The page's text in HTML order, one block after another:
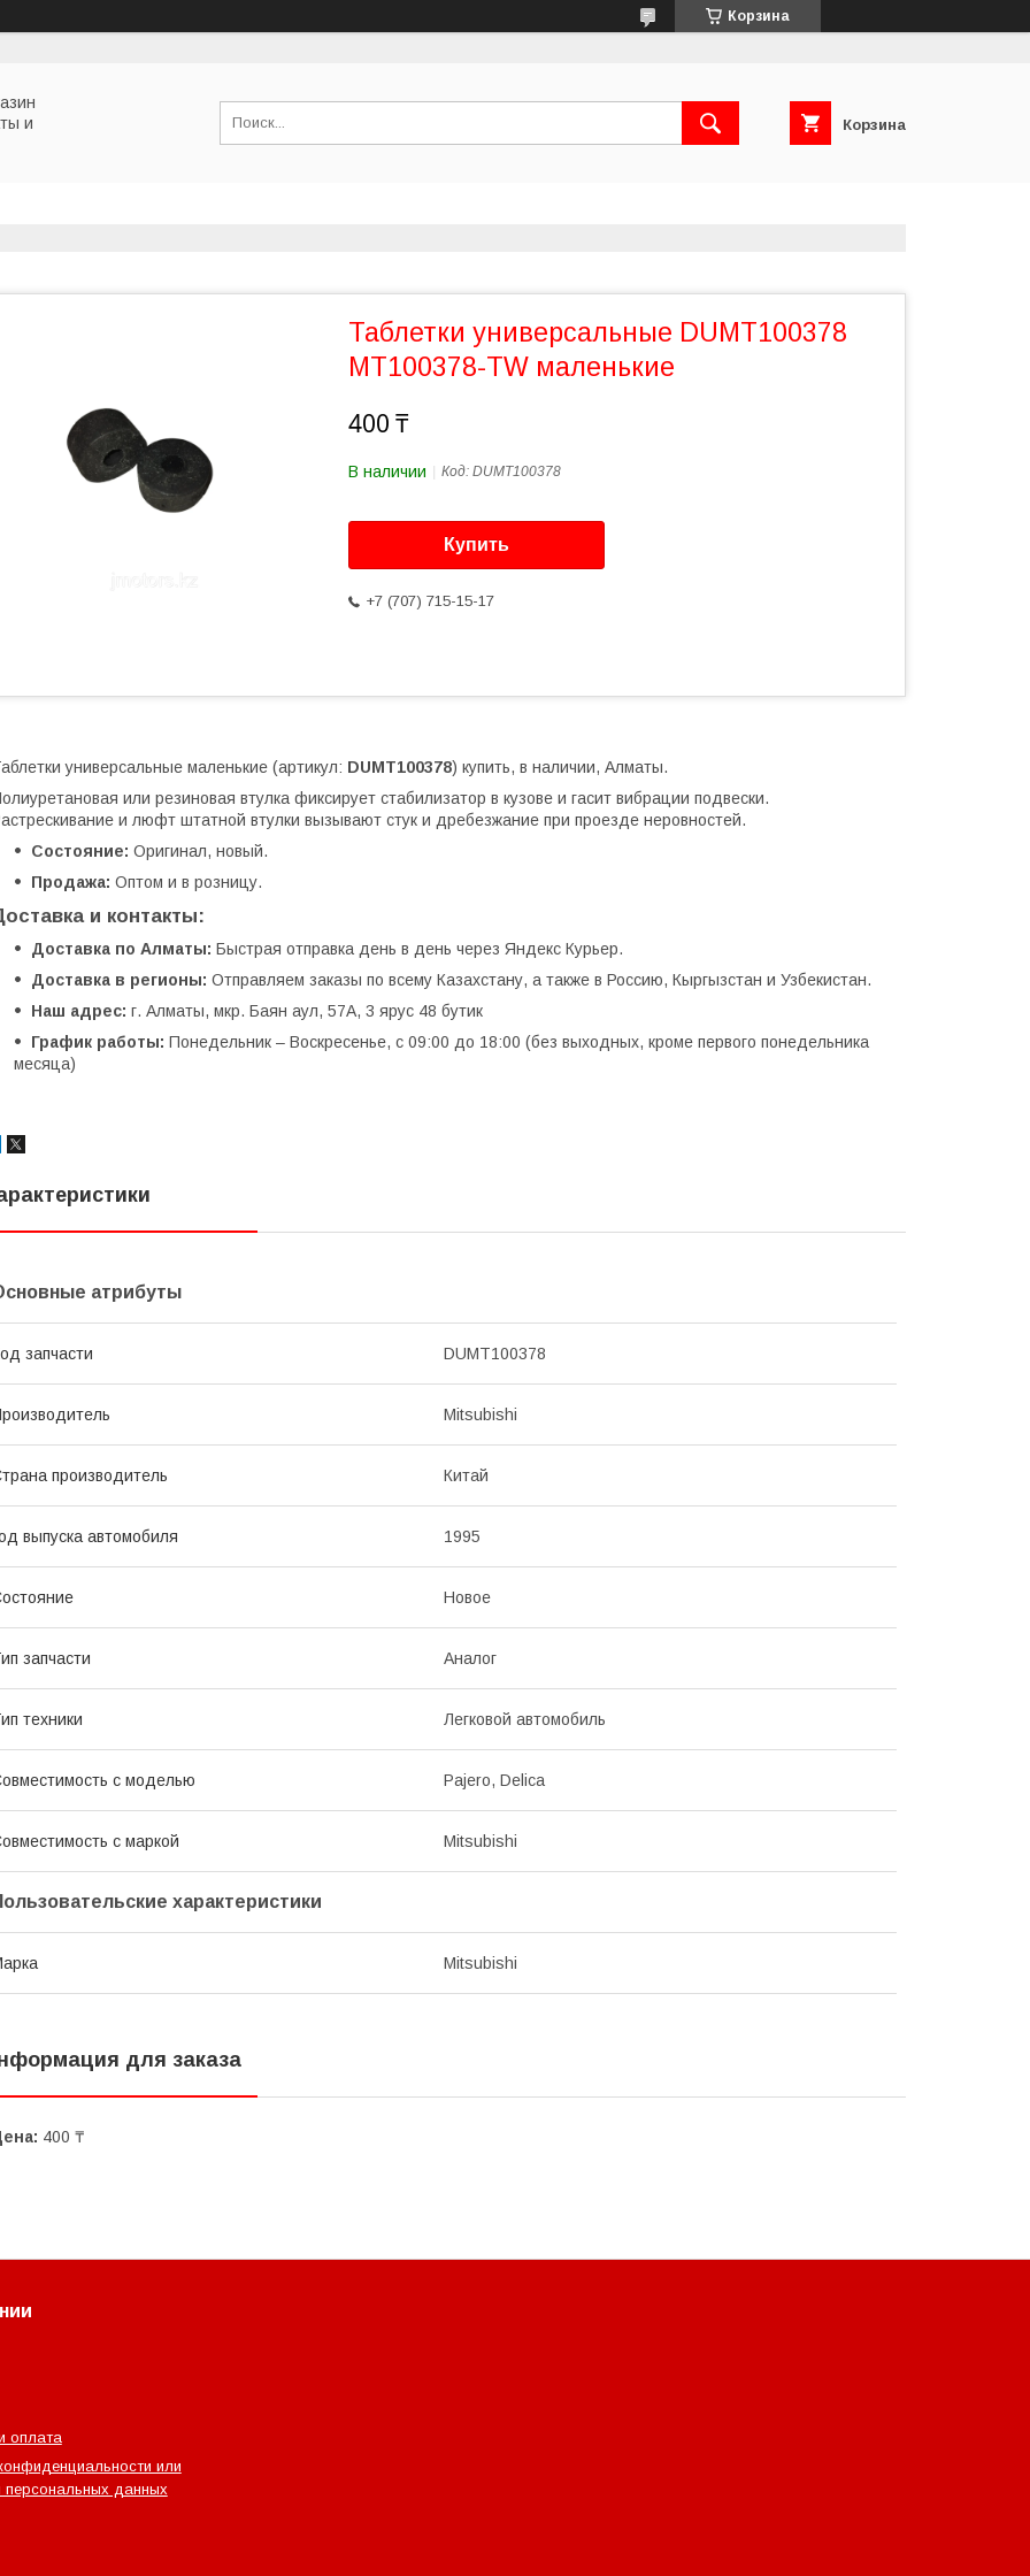
Корзина
и
Корзина
Таблетки универсальные DUMT100378
MT100378-TW маленькие
400 ₸
В наличии Код: DUMT100378
Купить
+7 (707) 715-15-17
универсальные маленькие (артикул: DUMT100378) купить, в наличии, Алматы.
или резиновая втулка фиксирует стабилизатор в кузове и гасит вибрации подвески.
и люфт штатной втулки вызывают стук и дребезжание при проезде неровностей.
Состояние: Оригинал, новый.
Продажа: Оптом и в розницу.
и контакты:
Доставка по Алматы: Быстрая отправка день в день через Яндекс Курьер.
Доставка в регионы: Отправляем заказы по всему Казахстану, а также в Россию, Кыргызстан и Узбекистан.
Наш адрес: г. Алматы, мкр. Баян аул, 57А, 3 ярус 48 бутик
График работы: Понедельник – Воскресенье, с 09:00 до 18:00 (без выходных, кроме первого понедельника
месяца)
атрибуты
запчасти DUMT100378
Mitsubishi
производитель Китай
выпуска автомобиля 1995
Новое
запчасти Аналог
техники Легковой автомобиль
с моделью Pajero, Delica
с маркой Mitsubishi
характеристики
Mitsubishi
для заказа
400 ₸
оплата
или
персональных данных